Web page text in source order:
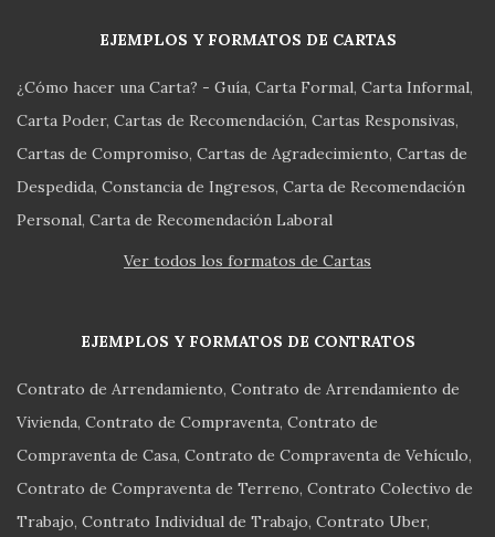
EJEMPLOS Y FORMATOS DE CARTAS
¿Cómo hacer una Carta? - Guía Carta Formal Carta Informal
Carta Poder Cartas de Recomendación Cartas Responsivas
Cartas de Compromiso Cartas de Agradecimiento Cartas de
Despedida Constancia de Ingresos Carta de Recomendación
Personal Carta de Recomendación Laboral
Ver todos los formatos de Cartas
EJEMPLOS Y FORMATOS DE CONTRATOS
Contrato de Arrendamiento Contrato de Arrendamiento de
Vivienda Contrato de Compraventa Contrato de
Compraventa de Casa Contrato de Compraventa de Vehículo
Contrato de Compraventa de Terreno Contrato Colectivo de
Trabajo Contrato Individual de Trabajo Contrato Uber